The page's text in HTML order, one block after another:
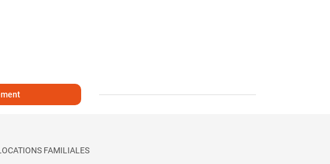
FAMILIALES